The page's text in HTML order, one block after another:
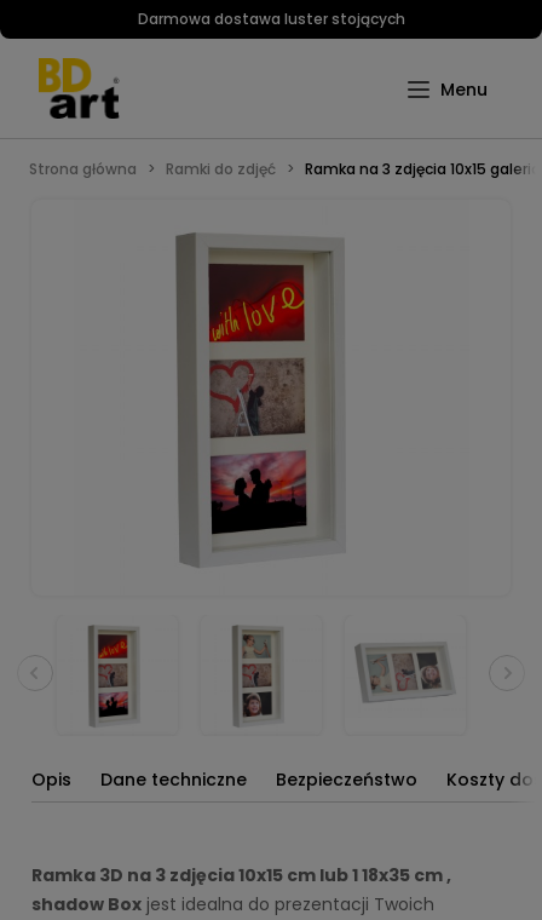
Darmowa dostawa luster stojących
Strona główna Ramki do zdjęć Ramka na 3 zdjęcia 10x15
Opis Dane techniczne Bezpieczeństwo Koszty
Ramka 3D na 3 zdjęcia 10x15 cm lub 1 18x35 cm ,
shadow Box jest idealna do prezentacji Twoich